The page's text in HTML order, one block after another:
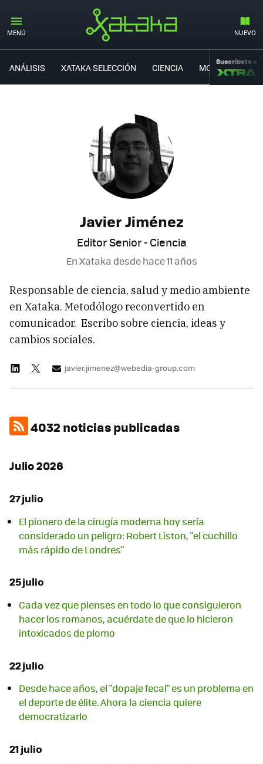
MENÚ NUEVO
ANÁLISIS XATAKA SELECCIÓN CIENCIA MOVILIDAD
Suscríbete a
Javier Jiménez
Editor Senior - Ciencia
En Xataka desdehace 11 años
Responsable de ciencia, salud y medio ambiente
en Xataka. Metodólogo reconvertido en
comunicador. Escribo sobre ciencia, ideas y
cambios sociales.
javier.jimenez@webedia-group.com
4032 noticias publicadas
Julio 2026
27 julio
El pionero de la cirugía moderna hoy sería
considerado un peligro: Robert Liston, "el cuchillo
más rápido de Londres"
25 julio
Cada vez que pienses en todo lo que consiguieron
hacer los romanos, acuérdate de que lo hicieron
intoxicados de plomo
22 julio
Desde hace años, el "dopaje fecal" es un problema en
el deporte de élite. Ahora la ciencia quiere
democratizarlo
21 julio